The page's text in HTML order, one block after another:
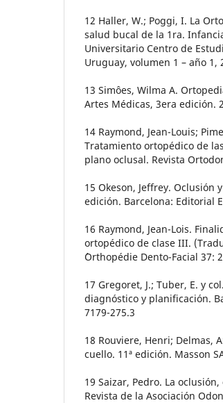
12 Haller, W.; Poggi, I. La
salud bucal de la 1ra.
Universitario Centro de
Uruguay, volumen 1 – año 1,
13 Simôes, Wilma A.
Artes Médicas, 3era edición.
14 Raymond, Jean-Louis;
Tratamiento ortopédico de
plano oclusal. Revista
15 Okeson, Jeffrey. Oclusión
edición. Barcelona: Editorial
16 Raymond, Jean-Lois.
ortopédico de clase III.
´Orthopédie Dento-Facial 37:
17 Gregoret, J.; Tuber, E. y
diagnóstico y planificación.
7179-275.3
18 Rouviere, Henri; Delmas,
cuello. 11ª edición. Masson
19 Saizar, Pedro. La
Revista de la Asociación